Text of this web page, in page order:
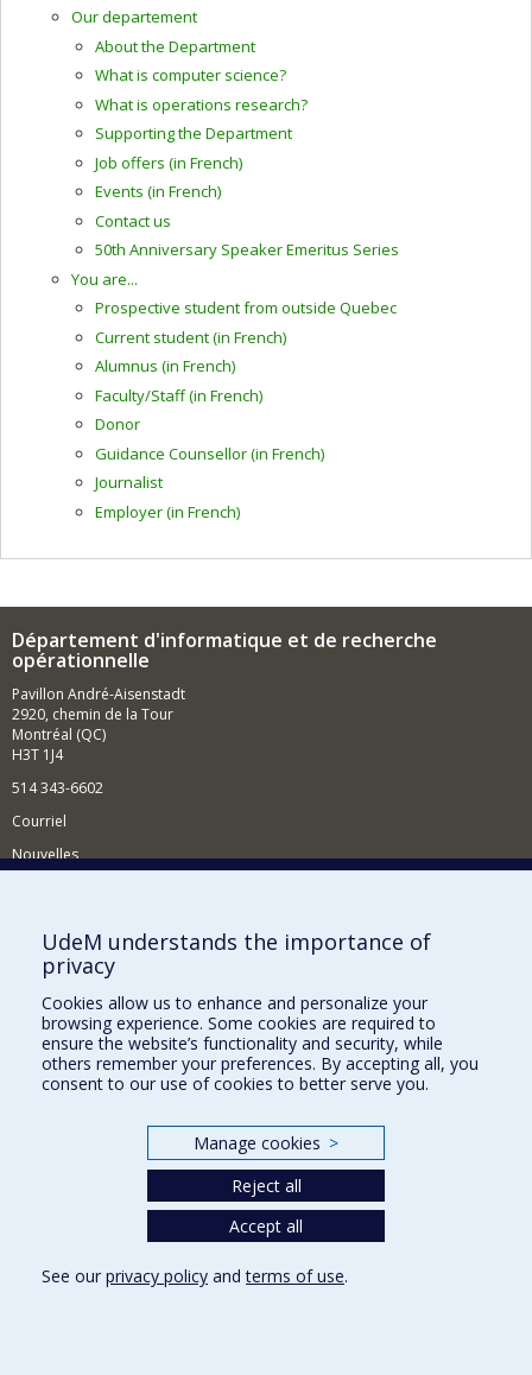
Our departement
About the Department
What is computer science?
What is operations research?
Supporting the Department
Job offers (in French)
Events (in French)
Contact us
50th Anniversary Speaker Emeritus Series
You are...
Prospective student from outside Quebec
Current student (in French)
Alumnus (in French)
Faculty/Staff (in French)
Donor
Guidance Counsellor (in French)
Journalist
Employer (in French)
Département d'informatique et de recherche
opérationnelle
Pavillon André-Aisenstadt
2920, chemin de la Tour
Montréal (QC)
H3T 1J4
514 343-6602
Courriel
Nouvelles
Comment soutenir le Département?
BESOIN D'AIDE?
Plan du site
Signaler une erreur
Accessibilité
Nos départements et écoles
UdeM understands the importance of
privacy
Cookies allow us to enhance and personalize your
browsing experience. Some cookies are required to
ensure the website’s functionality and security, while
others remember your preferences. By accepting all, you
consent to our use of cookies to better serve you.
Manage cookies >
Reject all
Accept all
See our privacy policy andterms of use.